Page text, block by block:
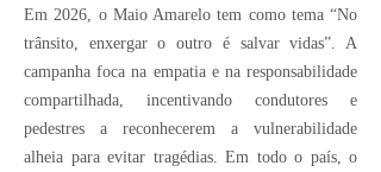
Em 2026, o Maio Amarelo tem como tema “No
trânsito, enxergar o outro é salvar vidas”. A
campanha foca na empatia e na responsabilidade
compartilhada, incentivando condutores e
pedestres a reconhecerem a vulnerabilidade
alheia para evitar tragédias. Em todo o país, o